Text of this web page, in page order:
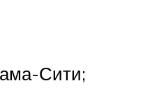
Сити;